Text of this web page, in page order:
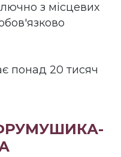
з місцевих
понад 20 тисяч